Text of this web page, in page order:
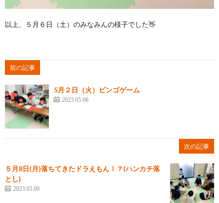
以上、５月６日（土）のみなみんの様子でした👋
前の記事
5月２日（火）ビンゴゲーム
2023.05.06
次の記事
５月8日(月)落ちてきたドラえもん！？(ハンカチ落
とし)
2023.05.09